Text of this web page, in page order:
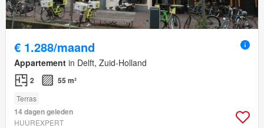
€ 1.288/maand
Appartement in Delft, Zuid-Holland
2 55 m²
Terras
14 dagen geleden
HUUREXPERT